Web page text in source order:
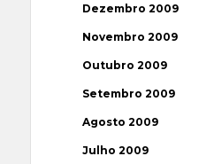
Dezembro 2009
Novembro 2009
Outubro 2009
Setembro 2009
Agosto 2009
Julho 2009